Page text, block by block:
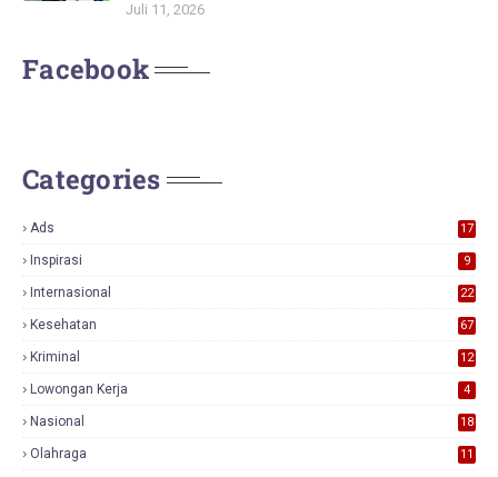
Juli 11, 2026
Facebook
Categories
Ads
17
Inspirasi 9
Internasional 22
Kesehatan 67
Kriminal 12
Lowongan Kerja 4
Nasional
18
Olahraga 11